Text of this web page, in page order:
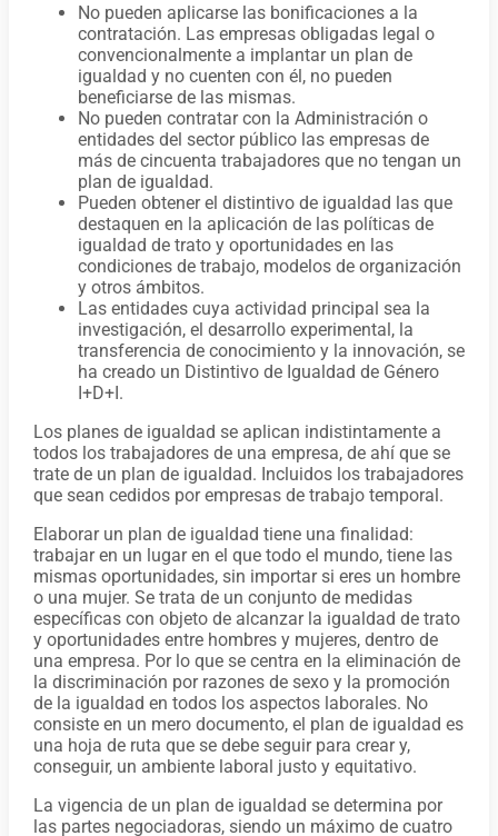
No pueden aplicarse las bonificaciones a la
contratación. Las empresas obligadas legal o
convencionalmente a implantar un plan de
igualdad y no cuenten con él, no pueden
beneficiarse de las mismas.
No pueden contratar con la Administración o
entidades del sector público las empresas de
más de cincuenta trabajadores que no tengan un
plan de igualdad.
Pueden obtener el distintivo de igualdad las que
destaquen en la aplicación de las políticas de
igualdad de trato y oportunidades en las
condiciones de trabajo, modelos de organización
y otros ámbitos.
Las entidades cuya actividad principal sea la
investigación, el desarrollo experimental, la
transferencia de conocimiento y la innovación, se
ha creado un Distintivo de Igualdad de Género
I+D+I.
Los planes de igualdad se aplican indistintamente a
todos los trabajadores de una empresa, de ahí que se
trate de un plan de igualdad. Incluidos los trabajadores
que sean cedidos por empresas de trabajo temporal.
Elaborar un plan de igualdad tiene una finalidad:
trabajar en un lugar en el que todo el mundo, tiene las
mismas oportunidades, sin importar si eres un hombre
o una mujer. Se trata de un conjunto de medidas
específicas con objeto de alcanzar la igualdad de trato
y oportunidades entre hombres y mujeres, dentro de
una empresa. Por lo que se centra en la eliminación de
la discriminación por razones de sexo y la promoción
de la igualdad en todos los aspectos laborales. No
consiste en un mero documento, el plan de igualdad es
una hoja de ruta que se debe seguir para crear y,
conseguir, un ambiente laboral justo y equitativo.
La vigencia de un plan de igualdad se determina por
las partes negociadoras, siendo un máximo de cuatro